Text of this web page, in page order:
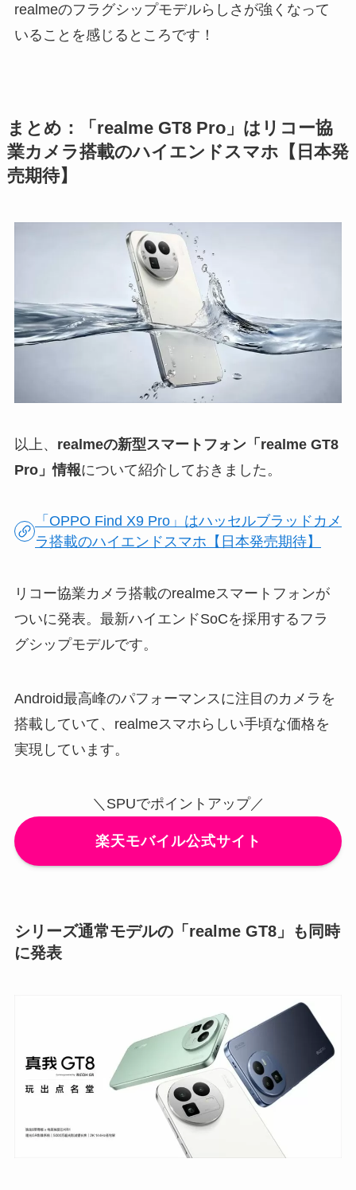
realmeのフラグシップモデルらしさが強くなって
いることを感じるところです！
まとめ：「realme GT8 Pro」はリコー協
業カメラ搭載のハイエンドスマホ【日本発
売期待】
以上、 realmeの新型スマートフォン「realme GT8
Pro」情報について紹介しておきました。
「OPPO Find X9 Pro」はハッセルブラッドカメ
ラ搭載のハイエンドスマホ【日本発売期待】
リコー協業カメラ搭載のrealmeスマートフォンが
ついに発表。最新ハイエンドSoCを採用するフラ
グシップモデルです。
Android最高峰のパフォーマンスに注目のカメラを
搭載していて、realmeスマホらしい手頃な価格を
実現しています。
＼SPUでポイントアップ／
楽天モバイル公式サイト
シリーズ通常モデルの「realme GT8」も同時
に発表